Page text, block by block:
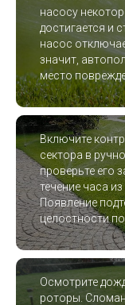
насосу
достигается и
насос
значит,
место
Включите
сектора в
проверьте его
течение часа
Появление
целостности
Осмотрите
роторы.